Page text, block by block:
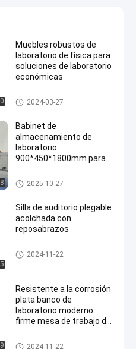
Muebles robustos de
laboratorio de física para
soluciones de laboratorio
económicas
Physics Lab Furniture
2024-03-27
Babinet de
almacenamiento de
laboratorio
900*450*1800mm para
de almacenamiento
Acid Storage Cabinet
2025-10-27
Silla de auditorio plegable
acolchada con
reposabrazos
Silla plegable del auditorio
2024-11-22
Resistente a la corrosión
plata banco de
laboratorio moderno
firme mesa de trabajo de
Stainless Steel Lab Bench
2024-11-22